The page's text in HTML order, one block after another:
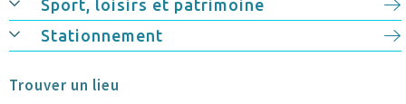
Sport, loisirs et patrimoine
Stationnement
Trouver un lieu